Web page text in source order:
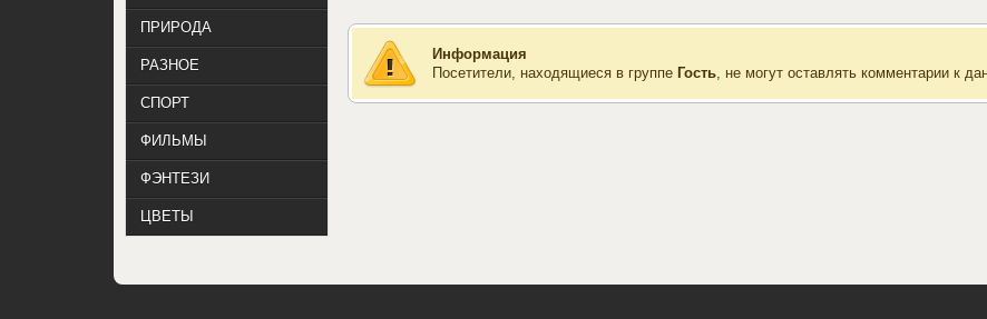
Информация
Посетители, находящиеся в группе Гость, не могут оставлять комментарии к
ПРИРОДА
РАЗНОЕ
СПОРТ
ФИЛЬМЫ
ФЭНТЕЗИ
ЦВЕТЫ